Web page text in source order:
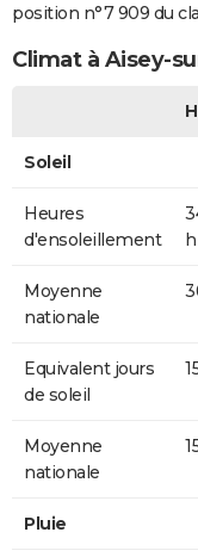
position n°7 909 du
Climat à Aisey-
Soleil
Heures
d'ensoleillement
h
Moyenne
nationale
Equivalent jours
de soleil
Moyenne
nationale
Pluie